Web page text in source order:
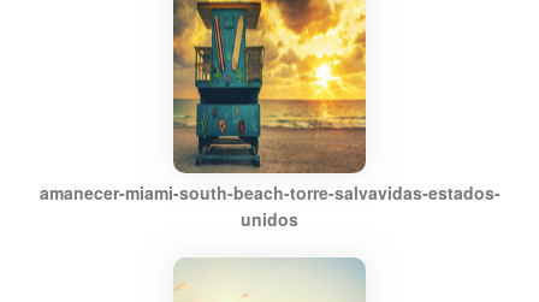
amanecer-miami-south-beach-torre-salvavidas-estados-
unidos